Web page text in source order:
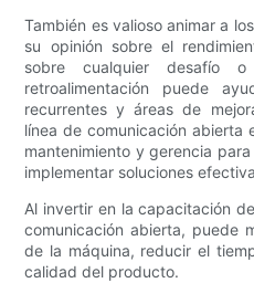
También es valioso animar a
su opinión sobre el
sobre cualquier desafío o
retroalimentación puede
recurrentes y áreas de
línea de comunicación abierta
mantenimiento y gerencia
implementar soluciones
Al invertir en la capacitación
comunicación abierta, puede
de la máquina, reducir el
calidad del producto.